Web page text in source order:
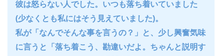
彼は怒らない人でした。いつも落ち着いていました
(少なくとも私にはそう見えていました)。
私が「なんでそんな事を言うの？」と、少し興奮気味
に言うと「落ち着こう、勘違いだよ。ちゃんと説明す